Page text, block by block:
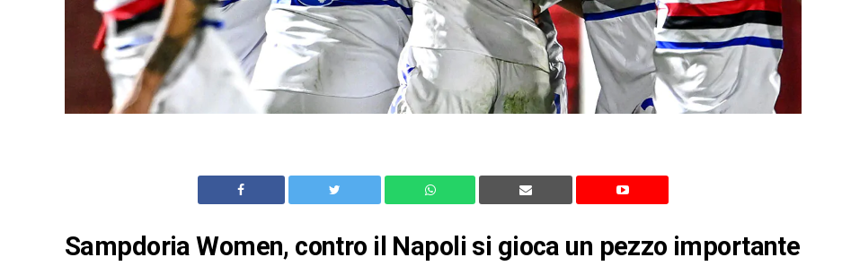
Sampdoria Women, contro il Napoli si gioca un pezzo importante